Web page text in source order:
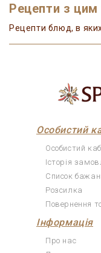
Рецепти з
Рецепти блюд, в
Особистий
Особистий
Історія
Список
Розсилка
Повернення
Інформація
Про нас